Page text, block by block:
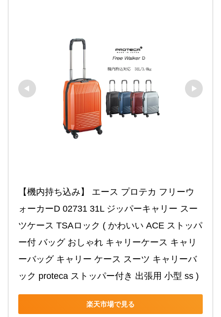
【機内持ち込み】 エース プロテカ フリーウ
ォーカーD 02731 31L ジッパーキャリー スー
ツケース TSAロック ( かわいい ACE ストッパ
ー付 バッグ おしゃれ キャリーケース キャリ
ーバッグ キャリー ケース スーツ キャリーバ
ック proteca ストッパー付き 出張用 小型 ss )
楽天市場で見る